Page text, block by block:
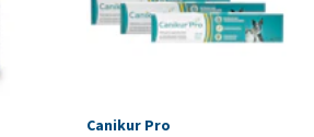
Canikur Pro